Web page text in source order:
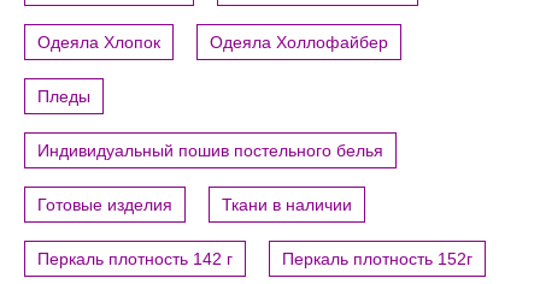
Одеяла Хлопок Одеяла Холлофайбер
Пледы
Индивидуальный пошив постельного белья
Готовые изделия Ткани в наличии
Перкаль плотность 142 г Перкаль плотность 152г